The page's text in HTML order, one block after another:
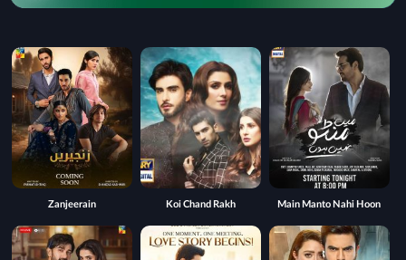
Main Manto Nahi Hoon
Koi Chand Rakh
Zanjeerain